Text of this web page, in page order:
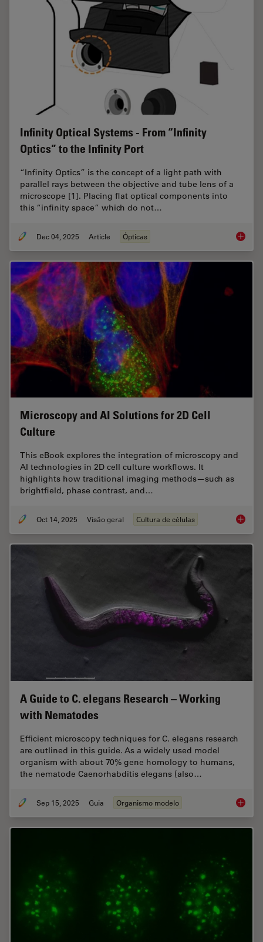
Infinity Optical Systems - From “Infinity
Optics” to the Infinity Port
“Infinity Optics” is the concept of a light path with
parallel rays between the objective and tube lens of a
microscope [1]. Placing flat optical components into
this “infinity space” which do not…
Dec 04, 2025 Article Ópticas Infinity
Microscopy and AI Solutions for 2D Cell
Culture
This eBook explores the integration of microscopy and
AI technologies in 2D cell culture workflows. It
highlights how traditional imaging methods—such as
brightfield, phase contrast, and…
Oct 14, 2025 Visão geral Cultura de células
A Guide to C. elegans Research – Working
with Nematodes
Efficient microscopy techniques for C. elegans research
are outlined in this guide. As a widely used model
organism with about 70% gene homology to humans,
the nematode Caenorhabditis elegans (also…
Sep 15, 2025 Guia Organismo modelo A